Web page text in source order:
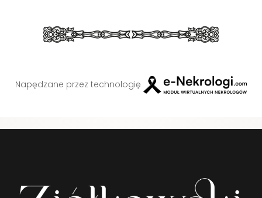
Napędzane przez technologię